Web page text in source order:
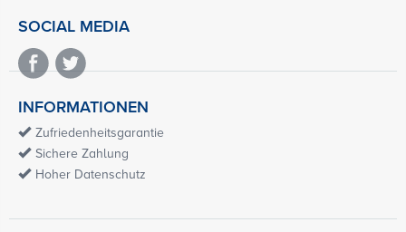
SOCIAL MEDIA
INFORMATIONEN
Zufriedenheitsgarantie
Sichere Zahlung
Hoher Datenschutz